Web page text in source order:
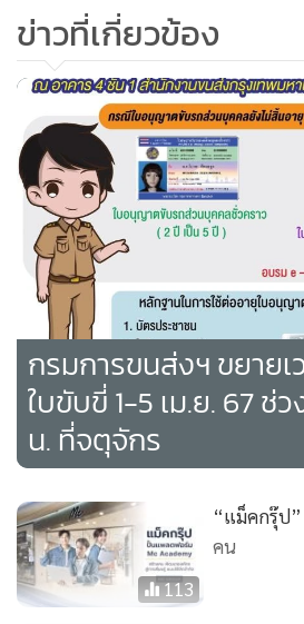
ปัจจุบันมีกลุ่มมิจฉาชีพแอบอ้างว่าสาม
การขนส่งทางบกผ่านทางเพจเฟซบุ๊ก
อายุใบอนุญาตขับรถยนต์ โดยพฤติกรร
รูปตราสัญลักษณ์กรมการขนส่งทางบก
นำรูปภาพของผู้ที่ได้รับใบขับขี่มาแอบอ้
ถือ โดยจะโฆษณาหลอกลวงว่าสามาร
ใบขับขี่โดยไม่ต้องเดินทางไปที่สำนักงา
เก็บเงินแพงกว่าค่าธรรมเนียมจริงเป็นจ
ขนส่งทางบกได้ติดตามดำเนินการเรื่องดั
ต่อเนื่อง โดยได้แจ้งความดำเนินคดีไปแล้
ข่าวที่เกี่ยวข้อง
กรมการขนส่งฯ ขยาย
ใบขับขี่ 1-5 เม.ย. 67 ช่
น. ที่จตุจักร
113
“แม็คกรุ๊ป”
คน